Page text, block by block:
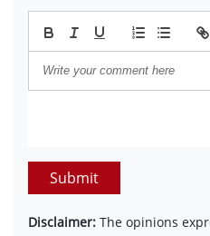
Submit
Disclaimer: The opinions